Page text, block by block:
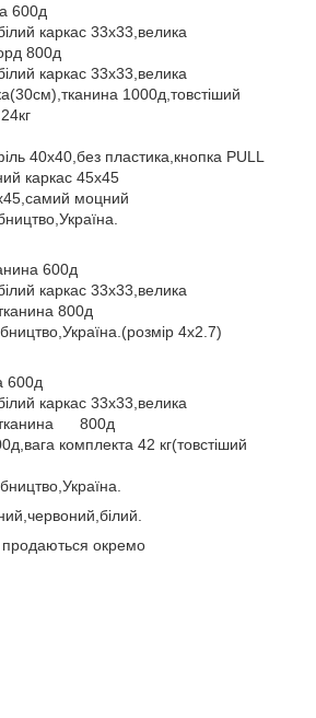
600д
каркас 33х33,велика
800д
каркас 33х33,велика
1000д,товстіший
40х40,без пластика,кнопка PULL
каркас 45х45
моцний
600д
каркас 33х33,велика
800д
4х2.7)
600д
каркас 33х33,велика
800д
комплекта 42 кг(товстіший
продаються окремо